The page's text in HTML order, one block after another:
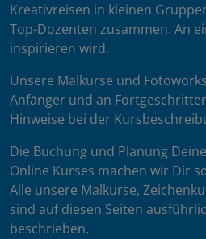
Kreativreisen in kleinen
Top-Dozenten zusammen. An
inspirieren wird.
Unsere Malkurse und
Anfänger und an
Hinweise bei der
Die Buchung und Planung
Online Kurses machen wir Dir
Alle unsere Malkurse,
sind auf diesen Seiten
beschrieben.